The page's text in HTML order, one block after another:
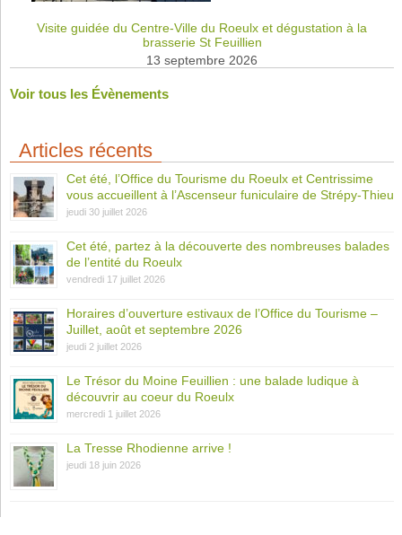
Visite guidée du Centre-Ville du Roeulx et dégustation à la
brasserie St Feuillien
13 septembre 2026
Voir tous les Évènements
Articles récents
Cet été, l’Office du Tourisme du Roeulx et Centrissime
vous accueillent à l’Ascenseur funiculaire de Strépy-Thieu
jeudi 30 juillet 2026
Cet été, partez à la découverte des nombreuses balades
de l’entité du Roeulx
vendredi 17 juillet 2026
Horaires d’ouverture estivaux de l’Office du Tourisme –
Juillet, août et septembre 2026
jeudi 2 juillet 2026
Le Trésor du Moine Feuillien : une balade ludique à
découvrir au coeur du Roeulx
mercredi 1 juillet 2026
La Tresse Rhodienne arrive !
jeudi 18 juin 2026